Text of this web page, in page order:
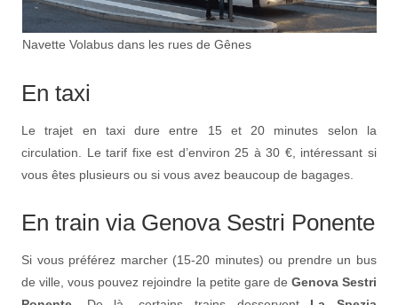
Navette Volabus dans les rues de Gênes
En taxi
Le trajet en taxi dure entre 15 et 20 minutes selon la
circulation. Le tarif fixe est d’environ 25 à 30 €, intéressant si
vous êtes plusieurs ou si vous avez beaucoup de bagages.
En train via Genova Sestri Ponente
Si vous préférez marcher (15-20 minutes) ou prendre un bus
de ville, vous pouvez rejoindre la petite gare de Genova Sestri